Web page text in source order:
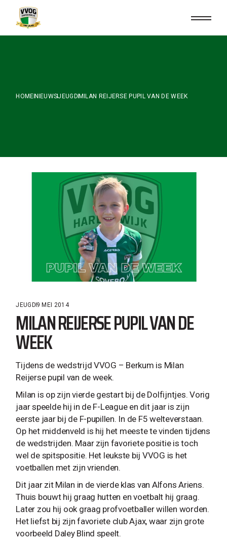
content
HOME NIEUWSJEUGD MILAN REIJERSE PUPIL VAN DE WEEK
JEUGD 9 MEI 2014
MILAN REIJERSE PUPIL VAN DE
WEEK
Tijdens de wedstrijd VVOG – Berkum is Milan
Reijerse pupil van de week.
Milan is op zijn vierde gestart bij de Dolfijntjes. Vorig
jaar speelde hij in de F-League en dit jaar is zijn
eerste jaar bij de F-pupillen. In de F5 welteverstaan.
Op het middenveld is hij het meeste te vinden tijdens
de wedstrijden. Maar zijn favoriete positie is toch
wel de spitspositie. Het leukste bij VVOG is het
voetballen met zijn vrienden.
Dit jaar zit Milan in de vierde klas van Alfons Ariens.
Thuis bouwt hij graag hutten en voetbalt hij graag.
Later zou hij ook graag profvoetballer willen worden.
Het liefst bij zijn favoriete club Ajax, waar zijn grote
voorbeeld Daley Blind speelt.